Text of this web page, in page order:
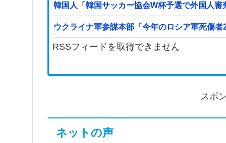
韓国人「韓国サッカー協会W杯予選で外国人
ウクライナ軍参謀本部「今年のロシア軍死傷
RSSフィードを取得できません
スポ
ネットの声